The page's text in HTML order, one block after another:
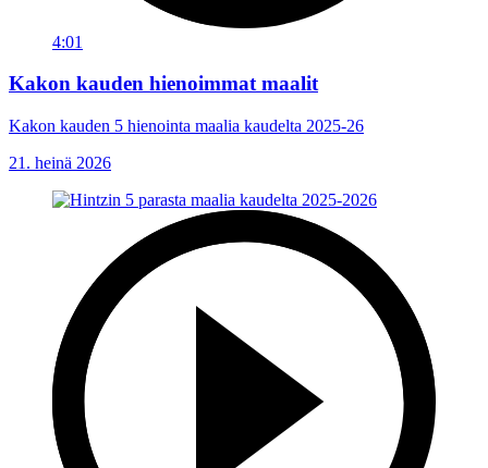
4:01
Kakon kauden hienoimmat maalit
Kakon kauden 5 hienointa maalia kaudelta 2025-26
21. heinä 2026